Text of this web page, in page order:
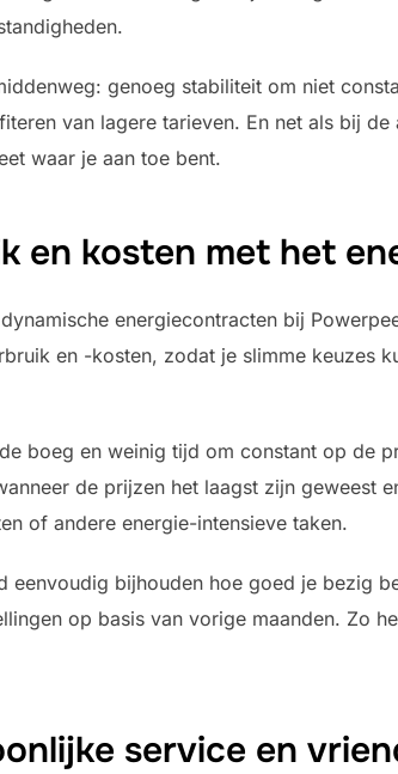
genoeg stabiliteit om niet
van lagere tarieven. En net als bij
waar je aan toe bent.
en kosten met het
energiecontracten bij
en -kosten, zodat je slimme keuzes
boeg en weinig tijd om constant op de
de prijzen het laagst zijn geweest
of andere energie-intensieve taken.
eenvoudig bijhouden hoe goed je bezig
op basis van vorige maanden. Zo
service en